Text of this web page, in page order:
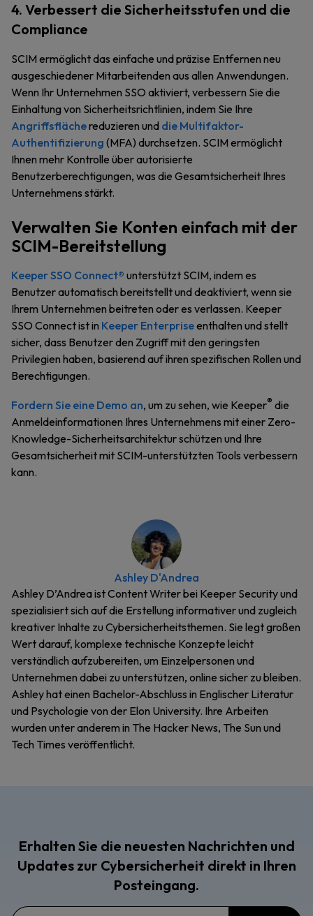
4. Verbessert die Sicherheitsstufen und die
Compliance
SCIM ermöglicht das einfache und präzise Entfernen neu
ausgeschiedener Mitarbeitenden aus allen Anwendungen.
Wenn Ihr Unternehmen SSO aktiviert, verbessern Sie die
Einhaltung von Sicherheitsrichtlinien, indem Sie Ihre
Angriffsflächereduzieren und die Multifaktor-
Authentifizierung (MFA) durchsetzen. SCIM ermöglicht
Ihnen mehr Kontrolle über autorisierte
Benutzerberechtigungen, was die Gesamtsicherheit Ihres
Unternehmens stärkt.
Verwalten Sie Konten einfach mit der
SCIM-Bereitstellung
Keeper SSO Connect® unterstützt SCIM, indem es
Benutzer automatisch bereitstellt und deaktiviert, wenn sie
Ihrem Unternehmen beitreten oder es verlassen. Keeper
SSO Connect ist in Keeper Enterpriseenthalten und stellt
sicher, dass Benutzer den Zugriff mit den geringsten
Privilegien haben, basierend auf ihren spezifischen Rollen und
Berechtigungen.
Fordern Sie eine Demo an, um zu sehen, wie Keeper® die
Anmeldeinformationen Ihres Unternehmens mit einer Zero-
Knowledge-Sicherheitsarchitektur schützen und Ihre
Gesamtsicherheit mit SCIM-unterstützten Tools verbessern
kann.
Ashley D'Andrea
Ashley D’Andrea ist Content Writer bei Keeper Security und
spezialisiert sich auf die Erstellung informativer und zugleich
kreativer Inhalte zu Cybersicherheitsthemen. Sie legt großen
Wert darauf, komplexe technische Konzepte leicht
verständlich aufzubereiten, um Einzelpersonen und
Unternehmen dabei zu unterstützen, online sicher zu bleiben.
Ashley hat einen Bachelor-Abschluss in Englischer Literatur
und Psychologie von der Elon University. Ihre Arbeiten
wurden unter anderem in The Hacker News, The Sun und
Tech Times veröffentlicht.
Erhalten Sie die neuesten Nachrichten und
Updates zur Cybersicherheit direkt in Ihren
Posteingang.